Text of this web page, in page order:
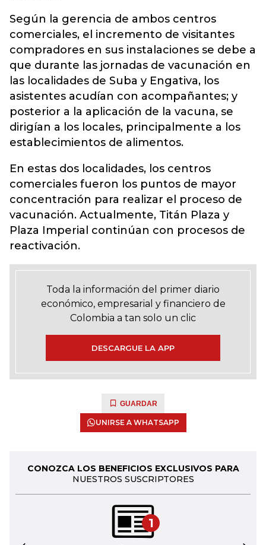
Según la gerencia de ambos centros
comerciales, el incremento de visitantes
compradores en sus instalaciones se debe a
que durante las jornadas de vacunación en
las localidades de Suba y Engativa, los
asistentes acudían con acompañantes; y
posterior a la aplicación de la vacuna, se
dirigían a los locales, principalmente a los
establecimientos de alimentos.
En estas dos localidades, los centros
comerciales fueron los puntos de mayor
concentración para realizar el proceso de
vacunación. Actualmente, Titán Plaza y
Plaza Imperial continúan con procesos de
reactivación.
Toda la información del primer diario
económico, empresarial y financiero de
Colombia a tan solo un clic
DESCARGUE LA APP
GUARDAR
UNIRSE A WHATSAPP
CONOZCA LOS BENEFICIOS EXCLUSIVOS PARA
NUESTROS SUSCRIPTORES
1